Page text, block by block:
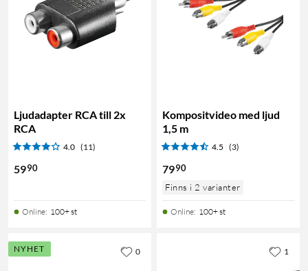
Ljudadapter RCA till 2x
RCA
4.0 (11)
5990
Online: 100+ st
Kompositvideo med ljud
1,5 m
4.5 (3)
7990
Finns i 2 varianter
Online: 100+ st
NYHET 0 1